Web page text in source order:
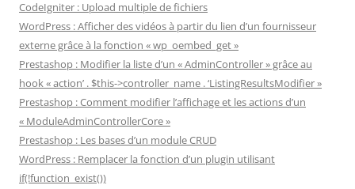
CodeIgniter : Upload multiple de fichiers
WordPress : Afficher des vidéos à partir du lien d’un fournisseur
externe grâce à la fonction « wp_oembed_get »
Prestashop : Modifier la liste d’un « AdminController » grâce au
hook « action’ . $this->controller_name . ‘ListingResultsModifier »
Prestashop : Comment modifier l’affichage et les actions d’un
« ModuleAdminControllerCore »
Prestashop : Les bases d’un module CRUD
WordPress : Remplacer la fonction d’un plugin utilisant
if(!function_exist())